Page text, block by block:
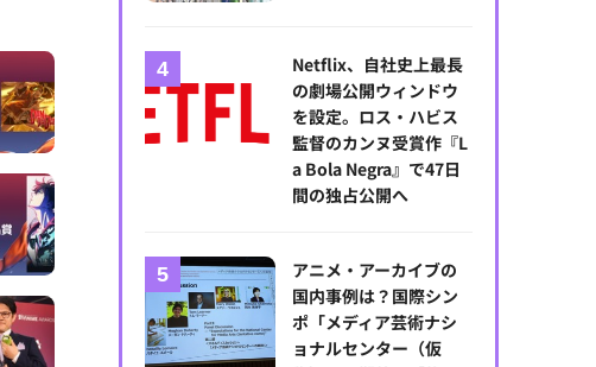
Netflix、自社史上最長
の劇場公開ウィンドウ
を設定。ロス・ハビス
監督のカンヌ受賞作『L
a Bola Negra』で47日
間の独占公開へ
アニメ・アーカイブの
国内事例は？国際シン
ポ「メディア芸術ナシ
ョナルセンター（仮